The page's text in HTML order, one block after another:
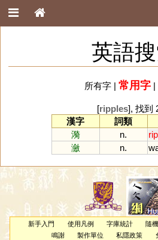
英語
所有字| 常用字|
[ripples], 找到
漢字
詞類
漪
n.
瀲
n.
新手入門 使用凡例 字庫統計 隨
鳴謝
製作單位 私隱政策